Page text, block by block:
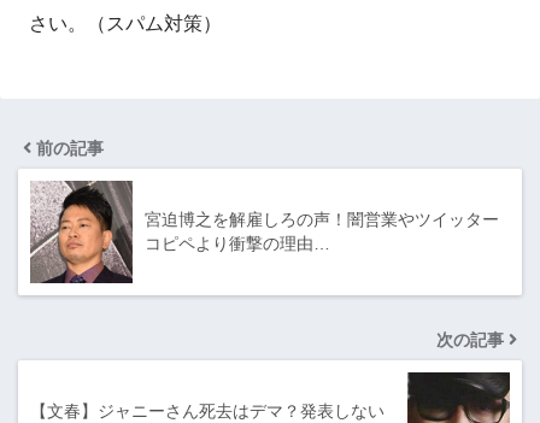
さい。（スパム対策）
前の記事
宮迫博之を解雇しろの声！闇営業やツイッター
コピペより衝撃の理由…
次の記事
【文春】ジャニーさん死去はデマ？発表しない